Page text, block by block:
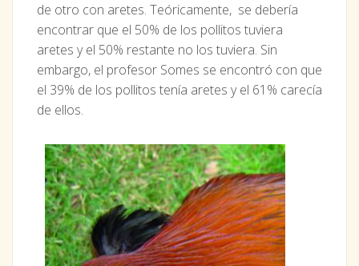
de otro con aretes. Teóricamente, se debería
encontrar que el 50% de los pollitos tuviera
aretes y el 50% restante no los tuviera. Sin
embargo, el profesor Somes se encontró con que
el 39% de los pollitos tenía aretes y el 61% carecía
de ellos.